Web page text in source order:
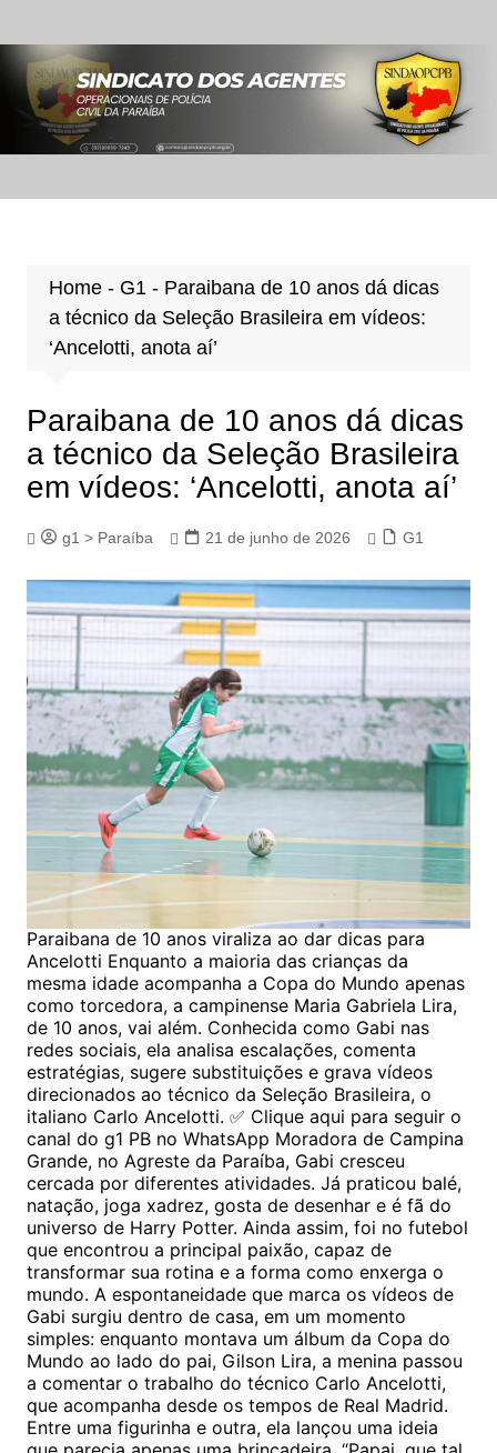
para
conteúdo
Home- G1 - Paraibana de 10 anos dá dicas
a técnico da Seleção Brasileira em vídeos:
‘Ancelotti, anota aí’
Paraibana de 10 anos dá dicas
a técnico da Seleção Brasileira
em vídeos: ‘Ancelotti, anota aí’
g1 > Paraíba 21 de junho de 2026 G1
Paraibana de 10 anos viraliza ao dar dicas para
Ancelotti Enquanto a maioria das crianças da
mesma idade acompanha a Copa do Mundo apenas
como torcedora, a campinense Maria Gabriela Lira,
de 10 anos, vai além. Conhecida como Gabi nas
redes sociais, ela analisa escalações, comenta
estratégias, sugere substituições e grava vídeos
direcionados ao técnico da Seleção Brasileira, o
italiano Carlo Ancelotti. ✅ Clique aqui para seguir o
canal do g1 PB no WhatsApp Moradora de Campina
Grande, no Agreste da Paraíba, Gabi cresceu
cercada por diferentes atividades. Já praticou balé,
natação, joga xadrez, gosta de desenhar e é fã do
universo de Harry Potter. Ainda assim, foi no futebol
que encontrou a principal paixão, capaz de
transformar sua rotina e a forma como enxerga o
mundo. A espontaneidade que marca os vídeos de
Gabi surgiu dentro de casa, em um momento
simples: enquanto montava um álbum da Copa do
Mundo ao lado do pai, Gilson Lira, a menina passou
a comentar o trabalho do técnico Carlo Ancelotti,
que acompanha desde os tempos de Real Madrid.
Entre uma figurinha e outra, ela lançou uma ideia